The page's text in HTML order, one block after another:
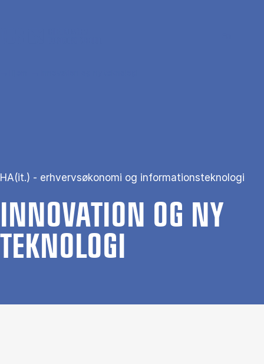
HA(it.) - erhvervsøkonomi og informationsteknologi
IN­NOVA­TION OG NY
TEK­NO­LO­GI